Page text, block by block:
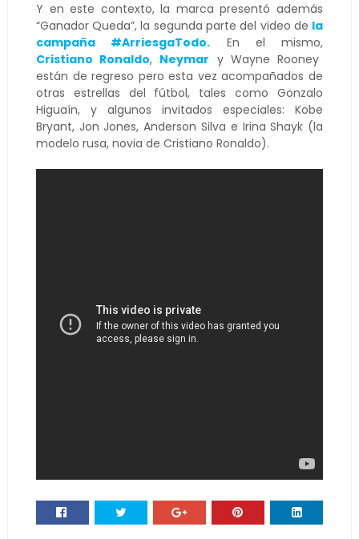
Y en este contexto, la marca presentó además
“Ganador Queda”, la segunda parte del video de la
campaña #ArriesgaTodo. En el mismo,
Cristiano Ronaldo, Neymar y Wayne Rooney
están de regreso pero esta vez acompañados de
otras estrellas del fútbol, tales como Gonzalo
Higuaín, y algunos invitados especiales: Kobe
Bryant, Jon Jones, Anderson Silva e Irina Shayk (la
modelo rusa, novia de Cristiano Ronaldo).